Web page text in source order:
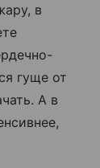
в
гуще от
А в